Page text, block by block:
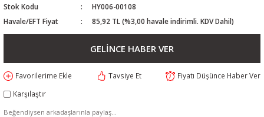
Stok Kodu
HY006-00108
Havale/EFT Fiyat
85,92 TL (%3,00 havale indirimli. KDV Dahil)
GELİNCE HABER VER
Tavsiye Et
Fiyatı Düşünce Haber Ver
Karşılaştır
Beğendiysen arkadaşlarınla paylaş...